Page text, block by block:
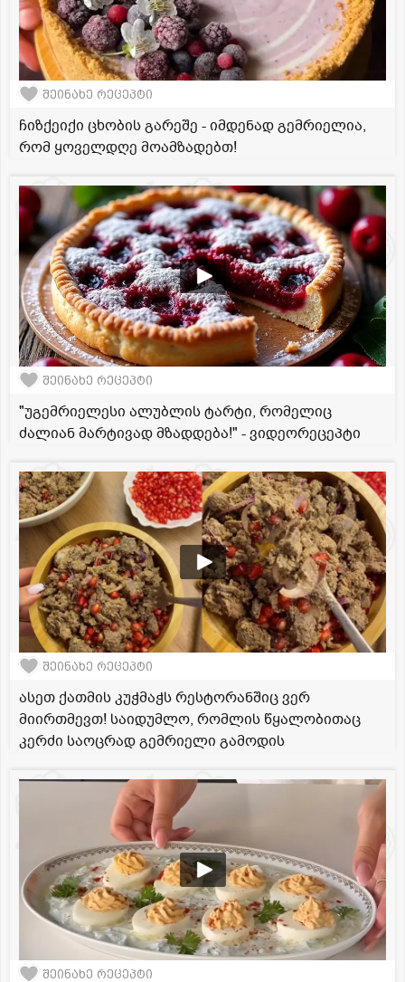
შეინახე რეცეპტი
ჩიზქეიქი ცხობის გარეშე - იმდენად გემრიელია,
რომ ყოველდღე მოამზადებთ!
შეინახე რეცეპტი
"უგემრიელესი ალუბლის ტარტი, რომელიც
ძალიან მარტივად მზადდება!" - ვიდეორეცეპტი
შეინახე რეცეპტი
ასეთ ქათმის კუჭმაჭს რესტორანშიც ვერ
მიირთმევთ! საიდუმლო, რომლის წყალობითაც
კერძი საოცრად გემრიელი გამოდის
შეინახე რეცეპტი